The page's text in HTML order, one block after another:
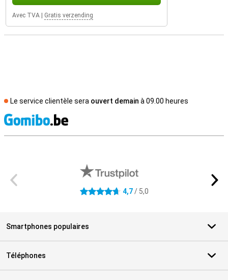
Avec TVA Gratis verzending
Le service clientèle sera ouvert demain à 09.00 heures
4.7 étoiles 4,7/ 5,0
Smartphones populaires
Téléphones